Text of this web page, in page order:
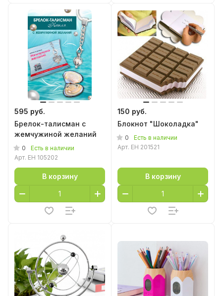
595 руб.
Брелок-талисман с
жемчужиной желаний
0
Есть в наличии
Арт. EH 105202
В корзину
150 руб.
Блокнот "Шоколадка"
0
Есть в наличии
Арт. ЕН 201521
В корзину